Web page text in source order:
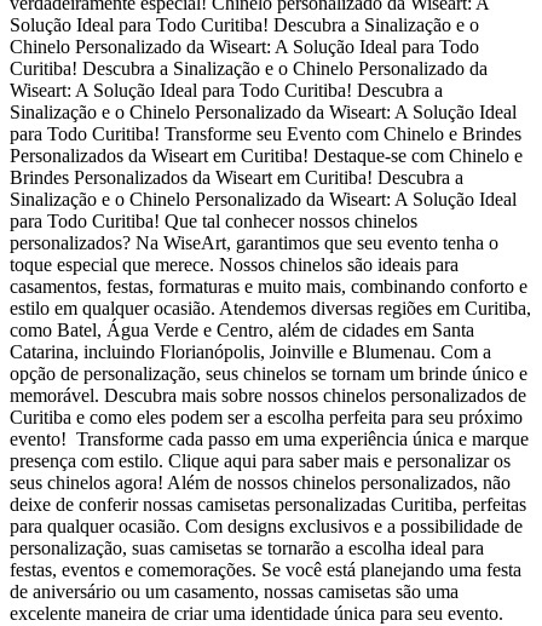
Solução Ideal para Todo Curitiba! Descubra a Sinalização e o
Chinelo Personalizado da Wiseart: A Solução Ideal para Todo
Curitiba! Descubra a Sinalização e o Chinelo Personalizado da
Wiseart: A Solução Ideal para Todo Curitiba! Descubra a
Sinalização e o Chinelo Personalizado da Wiseart: A Solução Ideal
para Todo Curitiba! Transforme seu Evento com Chinelo e Brindes
Personalizados da Wiseart em Curitiba! Destaque-se com Chinelo e
Brindes Personalizados da Wiseart em Curitiba! Descubra a
Sinalização e o Chinelo Personalizado da Wiseart: A Solução Ideal
para Todo Curitiba! Que tal conhecer nossos chinelos
personalizados? Na WiseArt, garantimos que seu evento tenha o
toque especial que merece. Nossos chinelos são ideais para
casamentos, festas, formaturas e muito mais, combinando conforto e
estilo em qualquer ocasião. Atendemos diversas regiões em Curitiba,
como Batel, Água Verde e Centro, além de cidades em Santa
Catarina, incluindo Florianópolis, Joinville e Blumenau. Com a
opção de personalização, seus chinelos se tornam um brinde único e
memorável. Descubra mais sobre nossos chinelos personalizados de
Curitiba e como eles podem ser a escolha perfeita para seu próximo
evento! Transforme cada passo em uma experiência única e marque
presença com estilo. Clique aqui para saber mais e personalizar os
seus chinelos agora! Além de nossos chinelos personalizados, não
deixe de conferir nossas camisetas personalizadas Curitiba, perfeitas
para qualquer ocasião. Com designs exclusivos e a possibilidade de
personalização, suas camisetas se tornarão a escolha ideal para
festas, eventos e comemorações. Se você está planejando uma festa
de aniversário ou um casamento, nossas camisetas são uma
excelente maneira de criar uma identidade única para seu evento.